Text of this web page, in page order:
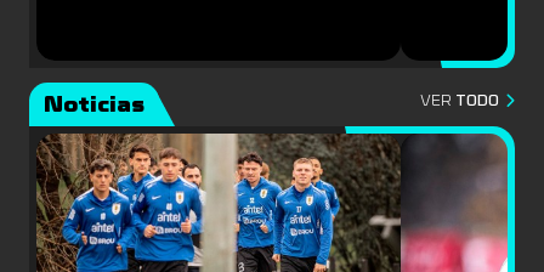
Noticias VER TODO